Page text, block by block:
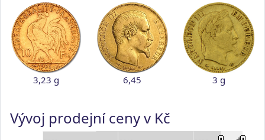
3,23 g 6,45 3 g
Vývoj prodejní ceny v Kč